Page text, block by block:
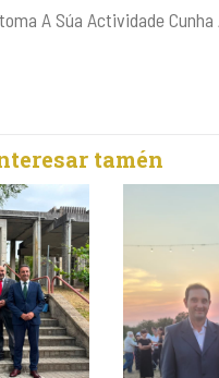
A Súa Actividade
tamén